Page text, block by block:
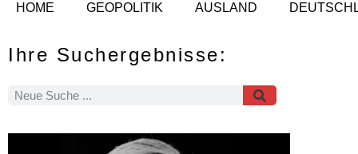
HOME GEOPOLITIK AUSLAND
Ihre Suchergebnisse: